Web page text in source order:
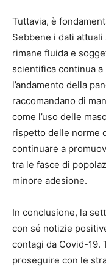
Tuttavia, è
Sebbene i dati
rimane fluida e
scientifica continua
l’andamento della
raccomandano di
come l’uso delle
rispetto delle norme
continuare a
tra le fasce di
minore adesione.
In conclusione, la
con sé notizie
contagi da Covid-19.
proseguire con le